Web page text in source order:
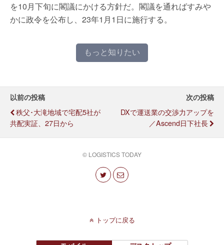
を10月下旬に閣議にかける方針だ。閣議を通ればすみや
かに政令を公布し、23年1月1日に施行する。
もっと知りたい
以前の投稿
秩父･大滝地域で宅配5社が
共配実証、27日から
次の投稿
DXで運送業の交渉力アップを
／ascend日下社長
© LOGISTICS TODAY
トップに戻る